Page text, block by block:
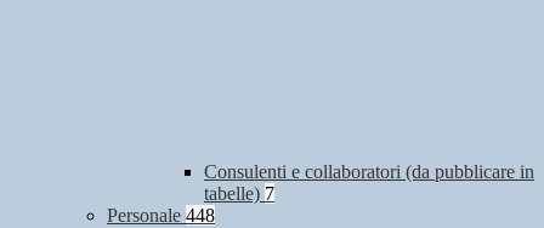
Consulenti e collaboratori (da pubblicare in
tabelle) 7
Personale 448